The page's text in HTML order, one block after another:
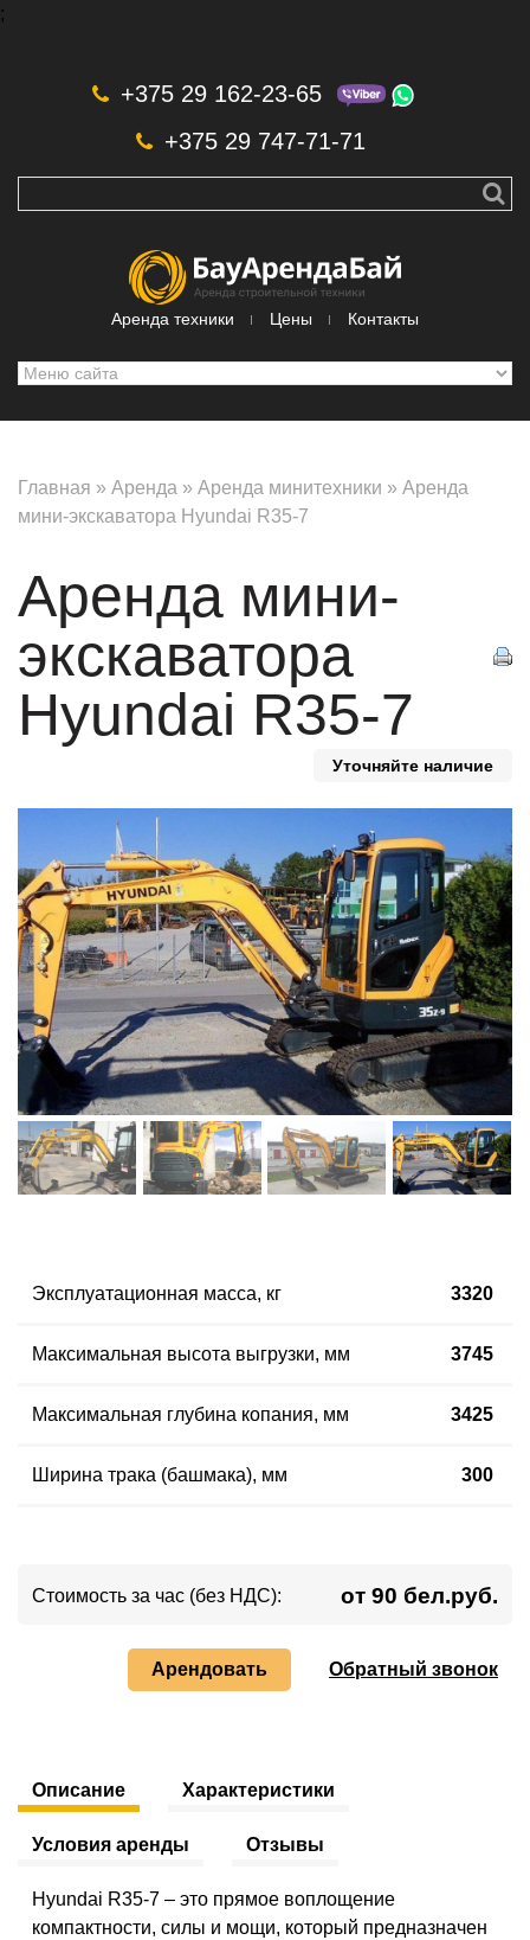
;
+375 29 162-23-65
+375 29 747-71-71
Аренда техники Цены Контакты
Главная » Аренда » Аренда минитехники » Аренда
мини-экскаватора Hyundai R35-7
Аренда мини-
экскаватора
Hyundai R35-7
Уточняйте наличие
Эксплуатационная масса, кг 3320
Максимальная высота выгрузки, мм 3745
Максимальная глубина копания, мм 3425
Ширина трака (башмака), мм 300
Стоимость за час (без НДС): от 90 бел.руб.
Арендовать Обратный звонок
Описание Характеристики
Условия аренды Отзывы
Hyundai R35-7 – это прямое воплощение
компактности, силы и мощи, который предназначен